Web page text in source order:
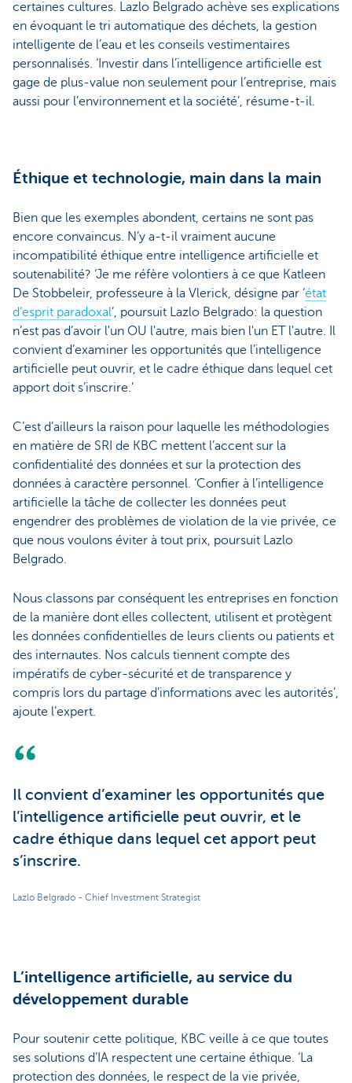
certaines cultures. Lazlo Belgrado achève ses explications
en évoquant le tri automatique des déchets, la gestion
intelligente de l’eau et les conseils vestimentaires
personnalisés. ‘Investir dans l’intelligence artificielle est
gage de plus-value non seulement pour l’entreprise, mais
aussi pour l’environnement et la société’, résume-t-il.
Éthique et technologie, main dans la main
Bien que les exemples abondent, certains ne sont pas
encore convaincus. N’y a-t-il vraiment aucune
incompatibilité éthique entre intelligence artificielle et
soutenabilité? ‘Je me réfère volontiers à ce que Katleen
De Stobbeleir, professeure à la Vlerick, désigne par ‘état
d’esprit paradoxal’, poursuit Lazlo Belgrado: la question
n’est pas d’avoir l'un OU l'autre, mais bien l'un ET l'autre. Il
convient d’examiner les opportunités que l’intelligence
artificielle peut ouvrir, et le cadre éthique dans lequel cet
apport doit s’inscrire.’
C’est d’ailleurs la raison pour laquelle les méthodologies
en matière de SRI de KBC mettent l’accent sur la
confidentialité des données et sur la protection des
données à caractère personnel. ‘Confier à l’intelligence
artificielle la tâche de collecter les données peut
engendrer des problèmes de violation de la vie privée, ce
que nous voulons éviter à tout prix, poursuit Lazlo
Belgrado.
Nous classons par conséquent les entreprises en fonction
de la manière dont elles collectent, utilisent et protègent
les données confidentielles de leurs clients ou patients et
des internautes. Nos calculs tiennent compte des
impératifs de cyber-sécurité et de transparence y
compris lors du partage d’informations avec les autorités’,
ajoute l’expert.
Il convient d’examiner les opportunités que
l’intelligence artificielle peut ouvrir, et le
cadre éthique dans lequel cet apport peut
s’inscrire.
Lazlo Belgrado - Chief Investment Strategist
L’intelligence artificielle, au service du
développement durable
Pour soutenir cette politique, KBC veille à ce que toutes
ses solutions d’IA respectent une certaine éthique. ‘La
protection des données, le respect de la vie privée,